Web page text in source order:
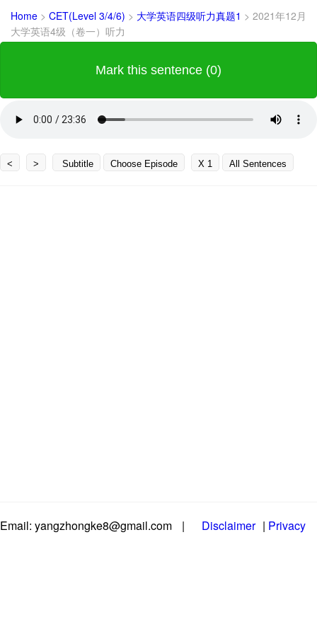
Home > CET(Level 3/4/6) > 大学英语四级听力真题1 > 2021年12月
大学英语4级（卷一）听力
Mark this sentence (0)
< > Subtitle Choose Episode X 1 All Sentences
Email: yangzhongke8@gmail.com | Disclaimer | Privacy